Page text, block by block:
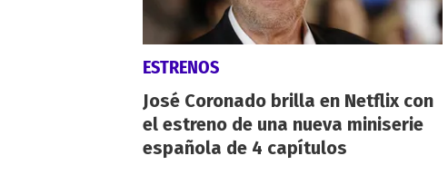
ESTRENOS
José Coronado brilla en Netflix con
el estreno de una nueva miniserie
española de 4 capítulos